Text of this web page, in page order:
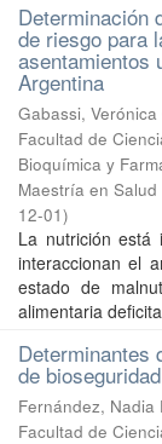
Determinación
de riesgo para
asentamientos
Argentina
Gabassi, Verónica
Facultad de
Bioquímica y
Maestría en
12-01)
La nutrición está
interaccionan el
estado de
alimentaria
Determinantes
de
Fernández, Nadia
Facultad de